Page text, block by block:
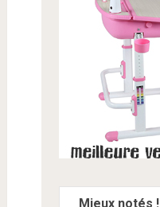
Mieux notés !